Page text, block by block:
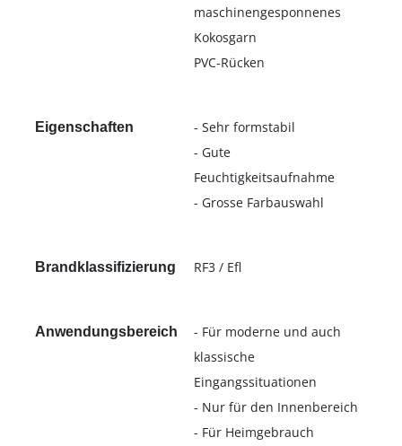
maschinengesponnenes
Kokosgarn
PVC-Rücken
Eigenschaften
- Sehr formstabil
- Gute
Feuchtigkeitsaufnahme
- Grosse Farbauswahl
Brandklassifizierung RF3 / Efl
Anwendungsbereich
- Für moderne und auch
klassische
Eingangssituationen
- Nur für den Innenbereich
- Für Heimgebrauch